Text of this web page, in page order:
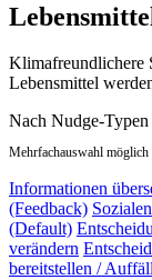
Klimafreundlichere
Lebensmittel
Nach Nudge-
Mehrfachauswahl möglich
Informationen
(Feedback)
(Default)
verändern
bereitstellen /